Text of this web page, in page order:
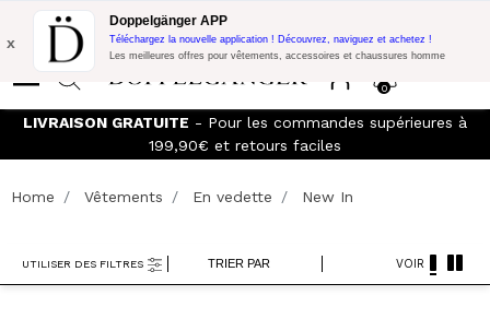
Promo Flash: 10% de réduction supplémentaire sur 300€ d'achat
avec le code:
0
x
Doppelgänger APP
Téléchargez la nouvelle application ! Découvrez, naviguez et achetez !
Les meilleures offres pour vêtements, accessoires et chaussures homme
Rejoignez leDoppelganger Club!Découvrez tous les
avantages etles réductions allant jusqu'à -20%
Home Vêtements En vedette New In
TRIER PAR
UTILISER DES FILTRES VOIR